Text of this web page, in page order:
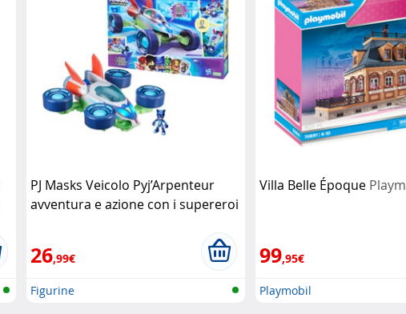
PJ Masks Veicolo Pyj’Arpenteur
avventura e azione con i supereroi
26,99€
Figurine
Villa Belle Époque
99,95€
Playmobil